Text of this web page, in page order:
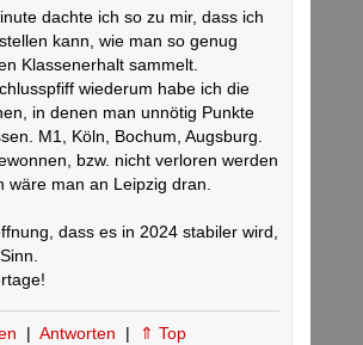
dachte ich so zu mir, dass ich
kann, wie man so genug
Klassenerhalt sammelt.
wiederum habe ich die
in denen man unnötig Punkte
M1, Köln, Bochum, Augsburg.
bzw. nicht verloren werden
wäre man an Leipzig dran.
dass es in 2024 stabiler wird,
| Antworten | ⇑ Top